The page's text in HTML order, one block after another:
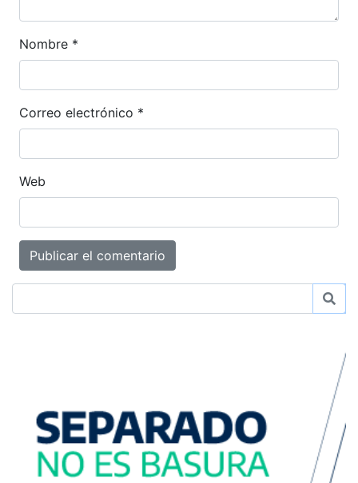
Nombre *
Correo electrónico *
Web